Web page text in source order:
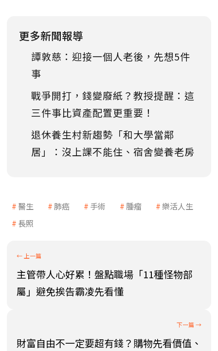
更多新聞報導
譚敦慈：迎接一個人老後，先想5件
事
戰爭開打，錢變廢紙？教授提醒：這
三件事比資產配置更重要！
退休養生村新趨勢「和大學當鄰
居」：沒上課不能住、宿舍變養老房
醫生 肺癌 手術 腫瘤
樂活人生
長照
主管帶人心好累！盤點職場「11種怪物部
屬」避免挨告霸凌先看懂
財富自由不一定要超有錢？購物先看價值、